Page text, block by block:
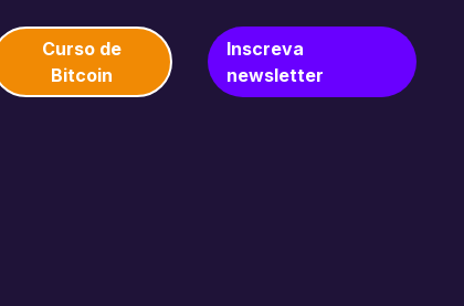
Curso de
Bitcoin
Inscreva
newsletter